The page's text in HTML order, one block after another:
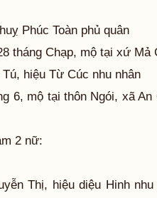
Phúc Toàn phủ quân
tháng Chạp, mộ tại xứ Mả
hiệu Từ Cúc nhu nhân
6, mộ tại thôn Ngói, xã
2 nữ:
Thị, hiệu diệu Hinh